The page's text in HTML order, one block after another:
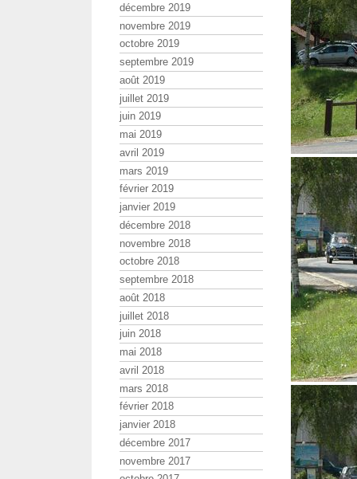
décembre 2019
novembre 2019
octobre 2019
septembre 2019
août 2019
juillet 2019
juin 2019
mai 2019
avril 2019
mars 2019
février 2019
janvier 2019
décembre 2018
novembre 2018
octobre 2018
septembre 2018
août 2018
juillet 2018
juin 2018
mai 2018
avril 2018
mars 2018
février 2018
janvier 2018
décembre 2017
novembre 2017